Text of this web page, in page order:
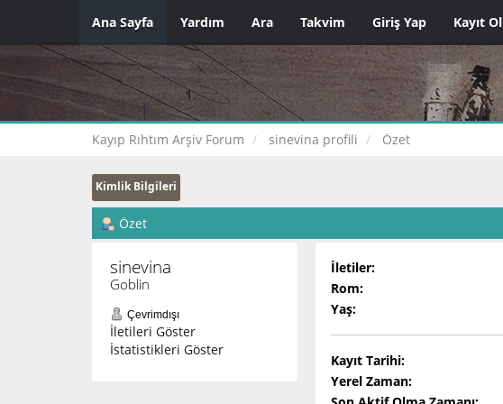
Ana Sayfa Yardım Ara Takvim Giriş Yap Kayıt Ol
Kayıp Rıhtım Arşiv Forum sinevina profili Özet
Kimlik Bilgileri
Özet
sinevina
Goblin
Çevrimdışı
İletileri Göster
İstatistikleri Göster
İletiler:
Rom:
Yaş:
Kayıt Tarihi:
Yerel Zaman: